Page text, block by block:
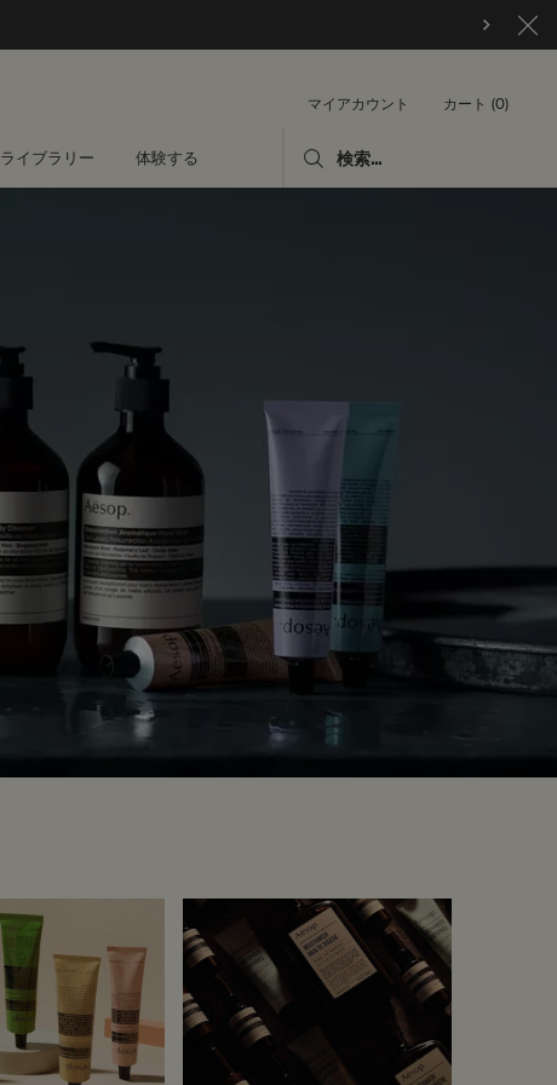
マイアカウント カート 0
0 カート内の製品
ライブラリー 体験する 検索...